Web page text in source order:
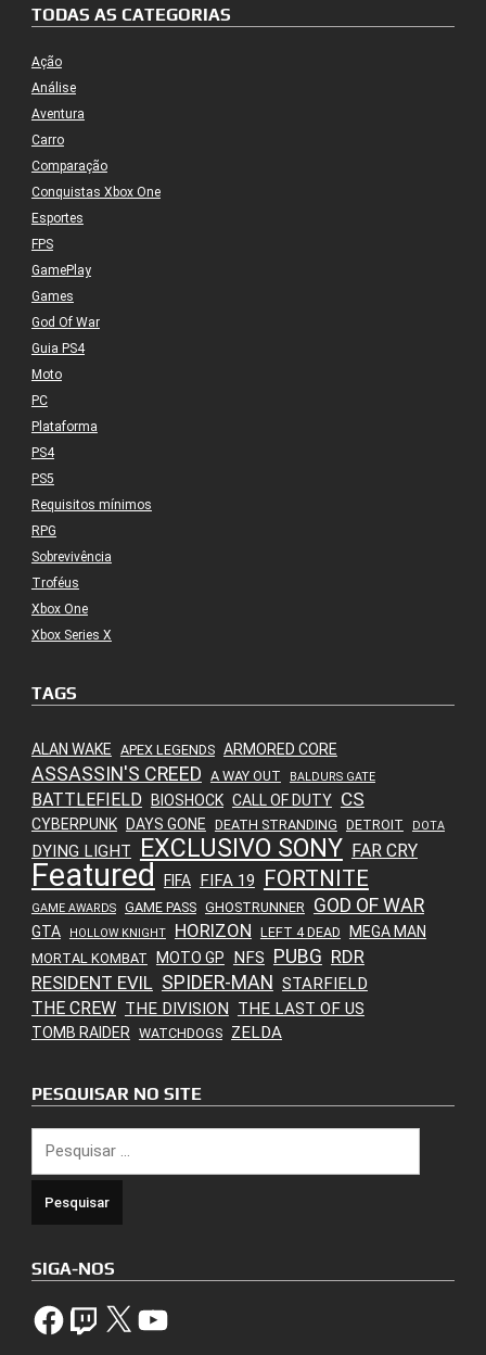
TODAS AS CATEGORIAS
Ação
Análise
Aventura
Carro
Comparação
Conquistas Xbox One
Esportes
FPS
GamePlay
Games
God Of War
Guia PS4
Moto
PC
Plataforma
PS4
PS5
Requisitos mínimos
RPG
Sobrevivência
Troféus
Xbox One
Xbox Series X
TAGS
ALAN WAKE APEX LEGENDS ARMORED CORE
ASSASSIN'S CREED A WAY OUT BALDURS GATE
BATTLEFIELD BIOSHOCK CALL OF DUTY CS
CYBERPUNK DAYS GONE DEATH STRANDING DETROIT DOTA
DYING LIGHT EXCLUSIVO SONY FAR CRY
Featured FIFA FIFA 19 FORTNITE
GAME AWARDS GAME PASS GHOSTRUNNER GOD OF WAR
GTA HOLLOW KNIGHT HORIZON LEFT 4 DEAD MEGA MAN
MORTAL KOMBAT MOTO GP NFS PUBG RDR
RESIDENT EVIL SPIDER-MAN STARFIELD
THE CREW THE DIVISION THE LAST OF US
TOMB RAIDER WATCHDOGS ZELDA
PESQUISAR NO SITE
por:
SIGA-NOS
FacebookTwitch X YouTube